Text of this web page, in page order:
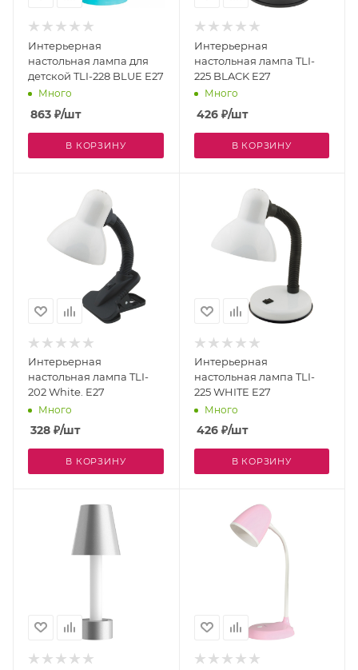
Интерьерная
настольная лампа для
детской TLI-228 BLUE E27
Много
863 ₽/шт
В КОРЗИНУ
Интерьерная
настольная лампа TLI-
225 BLACK E27
Много
426₽/шт
В КОРЗИНУ
Интерьерная
настольная лампа TLI-
202 White. E27
Много
328 ₽/шт
В КОРЗИНУ
Интерьерная
настольная лампа TLI-
225 WHITE E27
Много
426₽/шт
В КОРЗИНУ